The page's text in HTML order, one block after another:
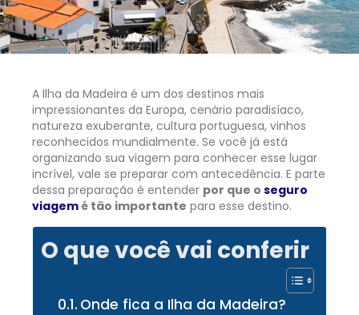
A Ilha da Madeira é um dos destinos mais
impressionantes da Europa, cenário paradisíaco,
natureza exuberante, cultura portuguesa, vinhos
reconhecidos mundialmente. Se você já está
organizando sua viagem para conhecer esse lugar
incrível, vale se preparar com antecedência. E parte
dessa preparação é entender por que o seguro
viagem é tão importante para esse destino.
O que você vai conferir
Onde fica a Ilha da Madeira?